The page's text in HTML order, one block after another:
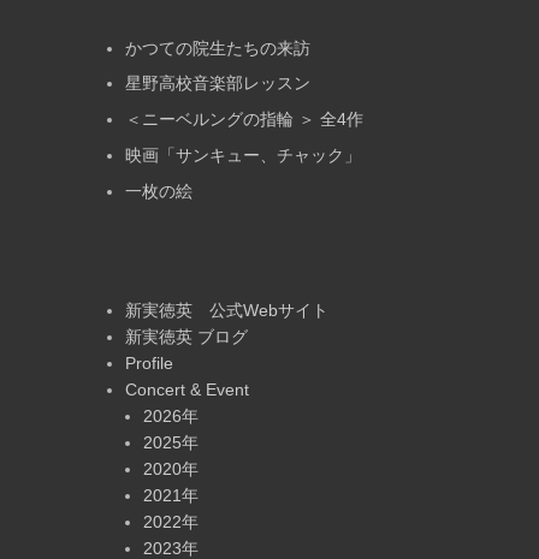
かつての院生たちの来訪
星野高校音楽部レッスン
＜ニーベルングの指輪 ＞ 全4作
映画「サンキュー、チャック」
一枚の絵
新実徳英 公式Webサイト
新実徳英 ブログ
Profile
Concert & Event
2026年
2025年
2020年
2021年
2022年
2023年